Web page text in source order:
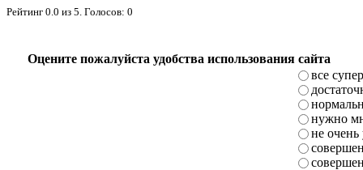
Рейтинг 0.0 из 5 . Голосов: 0
Оцените пожалуйста удобства использования сайта
все супер
нужно
не очень